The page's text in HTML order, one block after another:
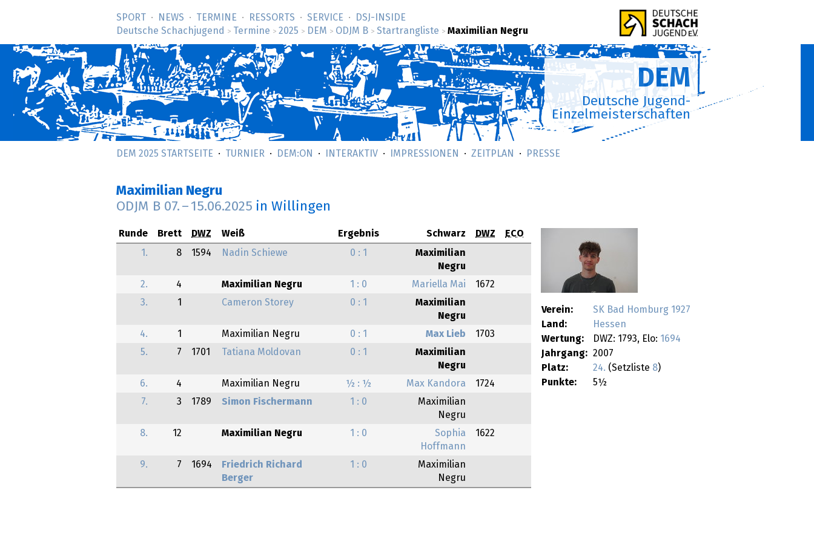
SPORT NEWS TERMINE RESSORTS SERVICE
DSJ-­INSIDE
Deutsche Schachjugend
> Termine > 2025 > DEM > ODJM B > Startrangliste > Maximilian Negru
DEM
Deutsche Jugend-
Einzelmeisterschaften
DEM 2025 STARTSEITE TURNIER DEM:ON INTERAKTIV IMPRESSIONEN ZEITPLAN PRESSE
Maximilian Negru
ODJM B 07. – 15.06.2025 in Willingen
Verein:
SK Bad Homburg 1927
Land:
Hessen
Wertung:
DWZ: 1793, Elo: 1694
Jahrgang: 2007
Platz:
24. (Setzliste 8)
Punkte:
5½
Runde Brett DWZ Weiß Ergebnis Schwarz DWZ
ECO
1.
8 1594 Nadin Schiewe 0 : 1
Maximilian
Negru
2.
4 Maximilian Negru 1 : 0 Mariella Mai
1672
3.
1 Cameron Storey 0 : 1
Maximilian
Negru
4.
1 Maximilian Negru 0 : 1 Max Lieb
1703
5.
7 1701 Tatiana Moldovan 0 : 1
Maximilian
Negru
6.
4 Maximilian Negru ½ : ½ Max Kandora
1724
7.
3 1789 Simon Fischermann 1 : 0
Maximilian
Negru
8.
12 Maximilian Negru 1 : 0
Sophia
Hoffmann
1622
9. 7 1694
Friedrich Richard
Berger
1 : 0
Maximilian
Negru